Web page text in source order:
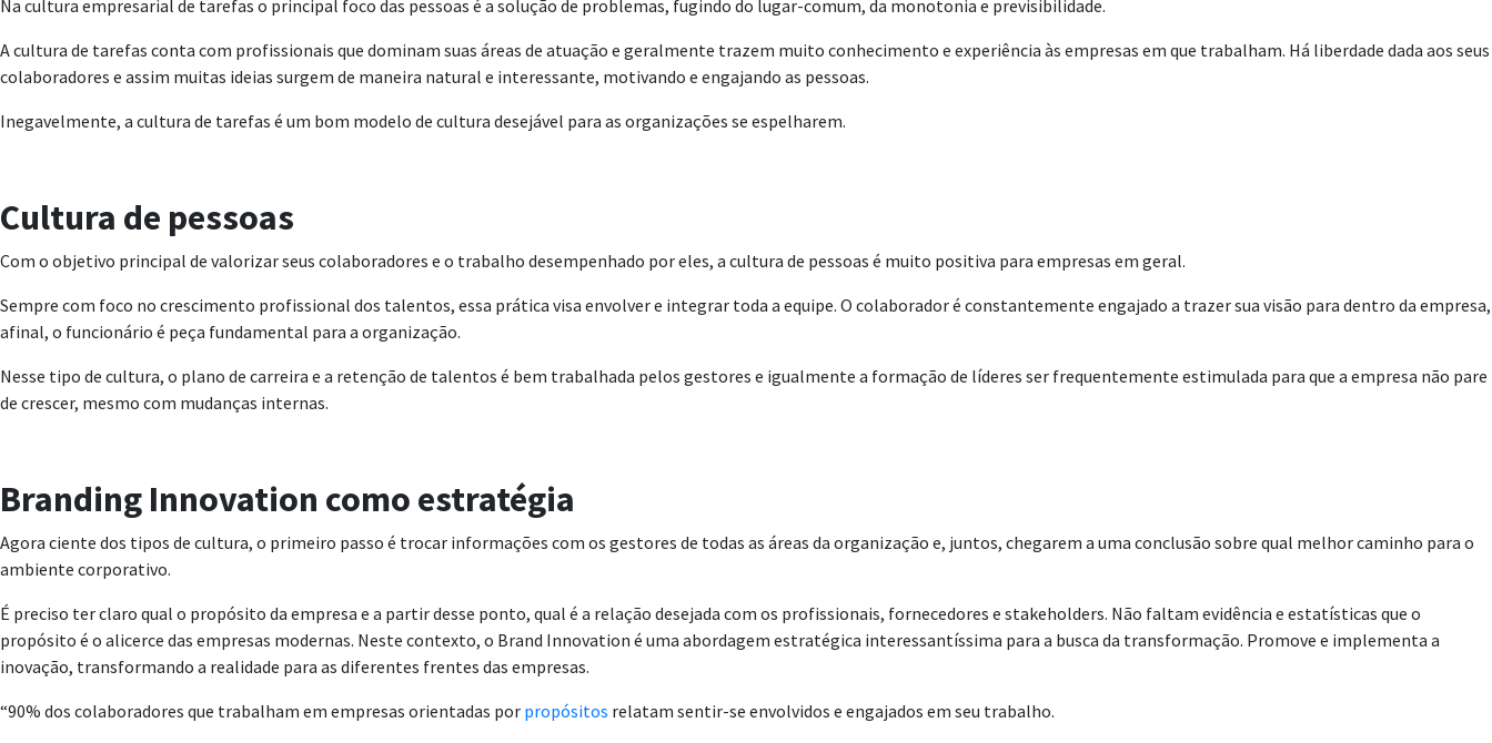
Na cultura empresarial de tarefas o principal foco das pessoas é a solução de problemas, fugindo do lugar-comum, da monotonia e previsibilidade.
A cultura de tarefas conta com profissionais que dominam suas áreas de atuação e geralmente trazem muito conhecimento e experiência às empresas em que trabalham. Há liberdade dada aos seus
colaboradores e assim muitas ideias surgem de maneira natural e interessante, motivando e engajando as pessoas.
Inegavelmente, a cultura de tarefas é um bom modelo de cultura desejável para as organizações se espelharem.
Cultura de pessoas
Com o objetivo principal de valorizar seus colaboradores e o trabalho desempenhado por eles, a cultura de pessoas é muito positiva para empresas em geral.
Sempre com foco no crescimento profissional dos talentos, essa prática visa envolver e integrar toda a equipe. O colaborador é constantemente engajado a trazer sua visão para dentro da empresa,
afinal, o funcionário é peça fundamental para a organização.
Nesse tipo de cultura, o plano de carreira e a retenção de talentos é bem trabalhada pelos gestores e igualmente a formação de líderes ser frequentemente estimulada para que a empresa não pare
de crescer, mesmo com mudanças internas.
Branding Innovation como estratégia
Agora ciente dos tipos de cultura, o primeiro passo é trocar informações com os gestores de todas as áreas da organização e, juntos, chegarem a uma conclusão sobre qual melhor caminho para o
ambiente corporativo.
É preciso ter claro qual o propósito da empresa e a partir desse ponto, qual é a relação desejada com os profissionais, fornecedores e stakeholders. Não faltam evidência e estatísticas que o
propósito é o alicerce das empresas modernas. Neste contexto, o Brand Innovation é uma abordagem estratégica interessantíssima para a busca da transformação. Promove e implementa a
inovação, transformando a realidade para as diferentes frentes das empresas.
“90% dos colaboradores que trabalham em empresas orientadas por propósitos relatam sentir-se envolvidos e engajados em seu trabalho.